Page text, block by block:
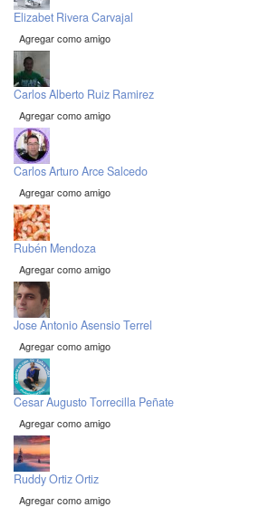
Elizabet Rivera Carvajal
Agregar como amigo
Carlos Alberto Ruiz Ramirez
Agregar como amigo
Carlos Arturo Arce Salcedo
Agregar como amigo
Rubén Mendoza
Agregar como amigo
Jose Antonio Asensio Terrel
Agregar como amigo
Cesar Augusto Torrecilla Peñate
Agregar como amigo
Ruddy Ortiz Ortiz
Agregar como amigo